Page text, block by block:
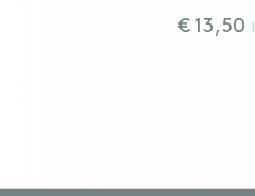
€ 13,50